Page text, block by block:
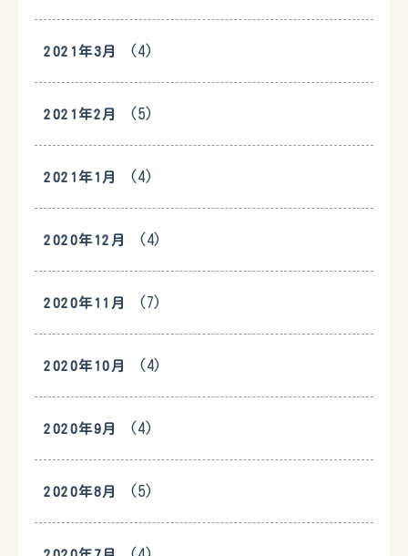
2021年3月 (4)
2021年2月 (5)
2021年1月 (4)
2020年12月 (4)
2020年11月 (7)
2020年10月 (4)
2020年9月 (4)
2020年8月 (5)